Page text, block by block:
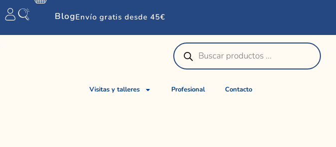
BlogEnvío gratis desde 45€
Visitas y talleres Profesional Contacto